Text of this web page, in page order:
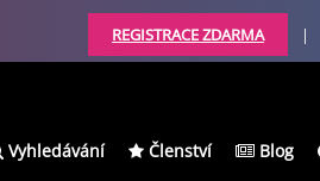
REGISTRACE ZDARMA |
Vyhledávání Členství Blog